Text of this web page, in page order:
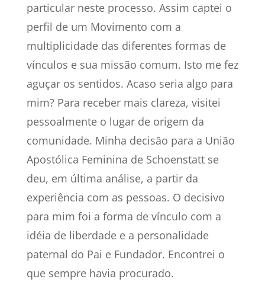
particular neste processo. Assim captei o
perfil de um Movimento com a
multiplicidade das diferentes formas de
vínculos e sua missão comum. Isto me fez
aguçar os sentidos. Acaso seria algo para
mim? Para receber mais clareza, visitei
pessoalmente o lugar de origem da
comunidade. Minha decisão para a União
Apostólica Feminina de Schoenstatt se
deu, em última análise, a partir da
experiência com as pessoas. O decisivo
para mim foi a forma de vínculo com a
idéia de liberdade e a personalidade
paternal do Pai e Fundador. Encontrei o
que sempre havia procurado.